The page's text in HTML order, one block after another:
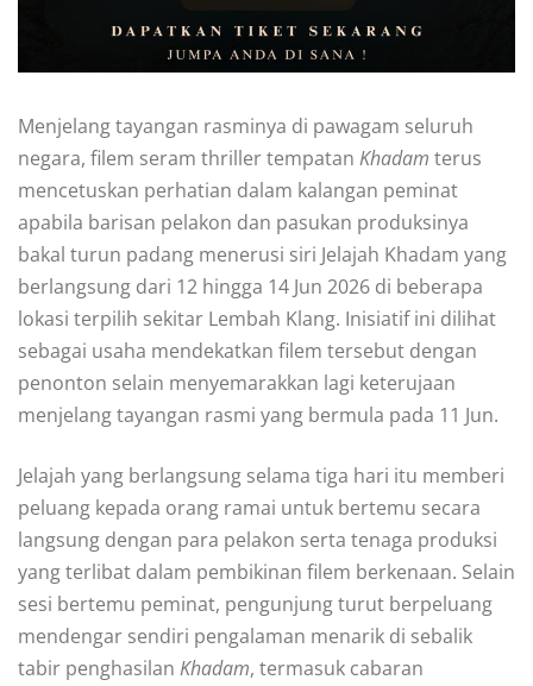
Menjelang tayangan rasminya di pawagam seluruh
negara, filem seram thriller tempatan Khadam terus
mencetuskan perhatian dalam kalangan peminat
apabila barisan pelakon dan pasukan produksinya
bakal turun padang menerusi siri Jelajah Khadam yang
berlangsung dari 12 hingga 14 Jun 2026 di beberapa
lokasi terpilih sekitar Lembah Klang. Inisiatif ini dilihat
sebagai usaha mendekatkan filem tersebut dengan
penonton selain menyemarakkan lagi keterujaan
menjelang tayangan rasmi yang bermula pada 11 Jun.
Jelajah yang berlangsung selama tiga hari itu memberi
peluang kepada orang ramai untuk bertemu secara
langsung dengan para pelakon serta tenaga produksi
yang terlibat dalam pembikinan filem berkenaan. Selain
sesi bertemu peminat, pengunjung turut berpeluang
mendengar sendiri pengalaman menarik di sebalik
tabir penghasilan Khadam, termasuk cabaran